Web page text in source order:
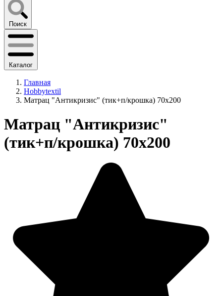
Поиск
Каталог
Главная
Hobbytextil
Матрац "Антикризис" (тик+п/крошка) 70x200
Матрац "Антикризис"
(тик+п/крошка) 70x200